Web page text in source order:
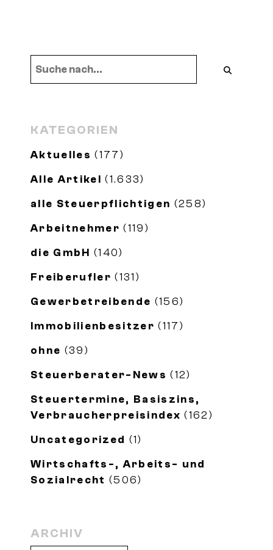
KATEGORIEN
Aktuelles (177)
Alle Artikel (1.633)
alle Steuerpflichtigen (258)
Arbeitnehmer (119)
die GmbH (140)
Freiberufler (131)
Gewerbetreibende (156)
Immobilienbesitzer (117)
ohne (39)
Steuerberater-News (12)
Steuertermine, Basiszins,
Verbraucherpreisindex (162)
Uncategorized (1)
Wirtschafts-, Arbeits- und
Sozialrecht (506)
ARCHIV